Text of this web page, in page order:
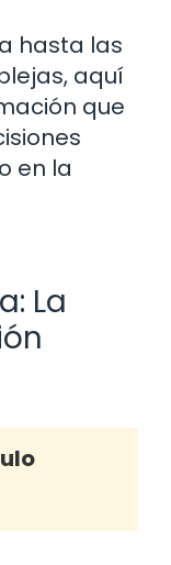
hasta las
aquí
que
en la
La